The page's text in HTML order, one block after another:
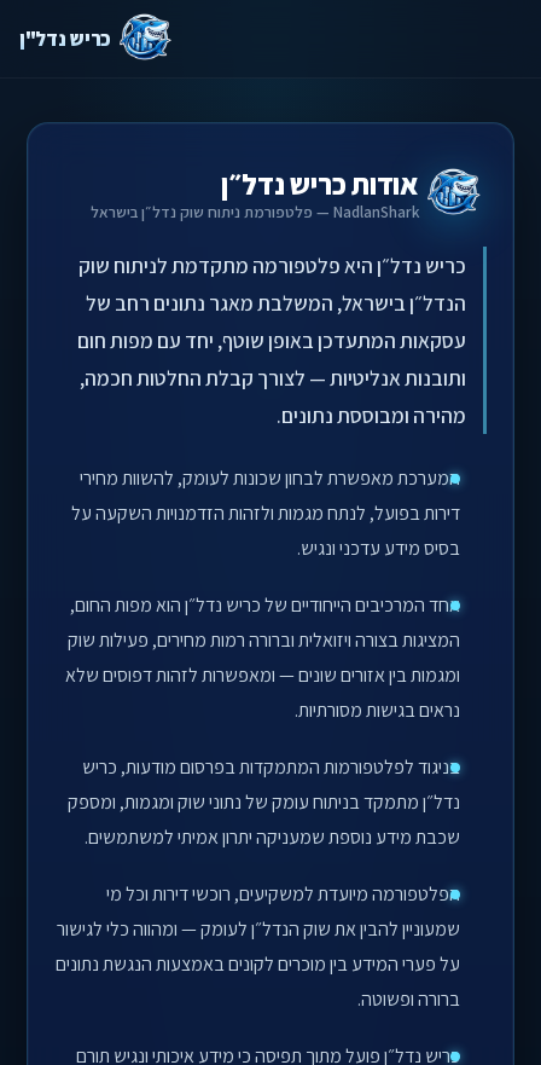
כריש נדל"ן
אודות כריש נדל״ן
NadlanShark — פלטפורמת ניתוח שוק נדל״ן בישראל
כריש נדל״ן היא פלטפורמה מתקדמת לניתוח שוק
הנדל״ן בישראל, המשלבת מאגר נתונים רחב של
עסקאות המתעדכן באופן שוטף, יחד עם מפות חום
ותובנות אנליטיות — לצורך קבלת החלטות חכמה,
מהירה ומבוססת נתונים.
המערכת מאפשרת לבחון שכונות לעומק, להשוות מחירי
דירות בפועל, לנתח מגמות ולזהות הזדמנויות השקעה על
בסיס מידע עדכני ונגיש.
אחד המרכיבים הייחודיים של כריש נדל״ן הוא מפות החום,
המציגות בצורה ויזואלית וברורה רמות מחירים, פעילות שוק
ומגמות בין אזורים שונים — ומאפשרות לזהות דפוסים שלא
נראים בגישות מסורתיות.
בניגוד לפלטפורמות המתמקדות בפרסום מודעות, כריש
נדל״ן מתמקד בניתוח עומק של נתוני שוק ומגמות, ומספק
שכבת מידע נוספת שמעניקה יתרון אמיתי למשתמשים.
הפלטפורמה מיועדת למשקיעים, רוכשי דירות וכל מי
שמעוניין להבין את שוק הנדל״ן לעומק — ומהווה כלי לגישור
על פערי המידע בין מוכרים לקונים באמצעות הנגשת נתונים
ברורה ופשוטה.
כריש נדל״ן פועל מתוך תפיסה כי מידע איכותי ונגיש תורם